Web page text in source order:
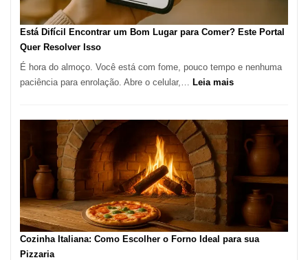
Paulo
Está Difícil Encontrar um Bom Lugar para Comer? Este Portal
Quer Resolver Isso
É hora do almoço. Você está com fome, pouco tempo e nenhuma
paciência para enrolação. Abre o celular,… Leia mais:
Encontrar
um
Lugar
Comer?
Este
Portal
Cozinha Italiana: Como Escolher o Forno Ideal para sua
Pizzaria